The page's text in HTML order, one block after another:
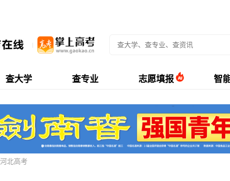
查大学 查专业 志愿填报 智
河北高考